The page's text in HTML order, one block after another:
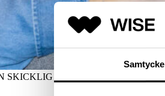
Samtycke
SKICKLIG IT-KONSULT I SKÅNE?